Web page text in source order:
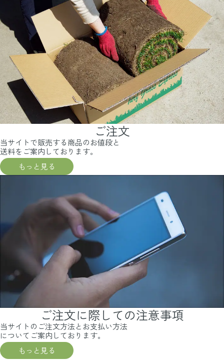
ご注文
当サイトで販売する商品のお値段と
送料をご案内しております。
もっと見る
ご注文に際しての注意事項
当サイトのご注文方法とお支払い方法
についてご案内しております。
もっと見る